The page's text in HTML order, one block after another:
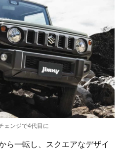
ェンジで4代目に
ら一転し、スクエアなデザイ